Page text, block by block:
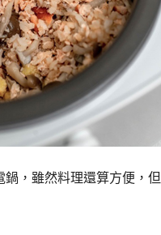
，雖然料理還算方便，但